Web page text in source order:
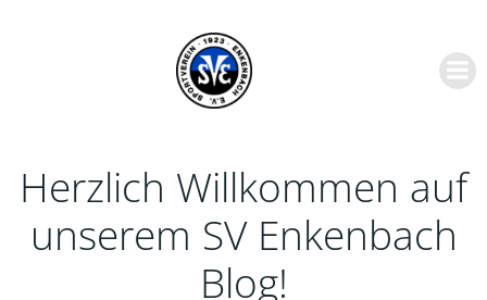
springen
Herzlich Willkommen auf
unserem SV Enkenbach
Blog!